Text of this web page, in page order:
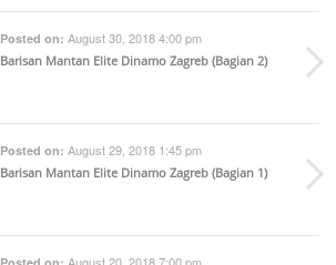
Posted on: August 30, 2018 4:00 pm
Barisan Mantan Elite Dinamo Zagreb (Bagian 2)
Posted on: August 29, 2018 1:45 pm
Barisan Mantan Elite Dinamo Zagreb (Bagian 1)